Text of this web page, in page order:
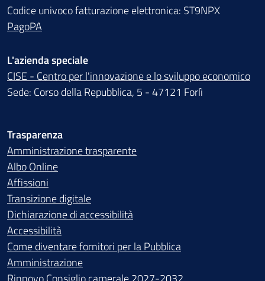
Codice univoco fatturazione elettronica: ST9NPX
PagoPA
L'azienda speciale
CISE - Centro per l'innovazione e lo sviluppo economico
Sede: Corso della Repubblica, 5 - 47121 Forlì
Trasparenza
Amministrazione trasparente
Albo Online
Affissioni
Transizione digitale
Dichiarazione di accessibilità
Accessibilità
Come diventare fornitori per la Pubblica
Amministrazione